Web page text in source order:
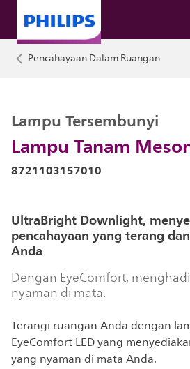
Pencahayaan Dalam Ruangan
Lampu Tanam
Lampu Tersembunyi
8721103157010
UltraBright Downlight,
pencahayaan yang terang
Anda
Dengan EyeComfort,
nyaman di mata.
Terangi ruangan Anda dengan
EyeComfort LED yang
yang nyaman di mata Anda.